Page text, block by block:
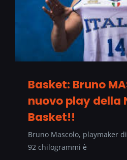
Basket: Bruno
nuovo play della
Basket!!
Bruno Mascolo, playmaker
92 chilogrammi è